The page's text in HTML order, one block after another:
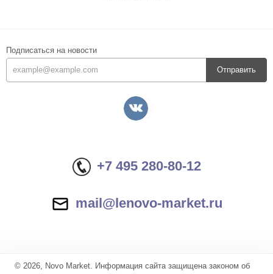
Подписаться на новости
Отправить
+7 495 280-80-12
mail@lenovo-market.ru
© 2026, Novo Market. Информация сайта защищена законом об